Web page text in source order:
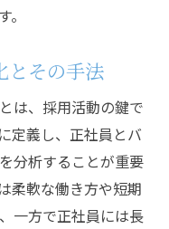
を促すプログラ
高める方法
ア情報の提供
社員とバイトの求
人情報の作成
求人活動
とその手法
は、採用活動の鍵で
定義し、正社員とバ
分析することが重要
柔軟な働き方や短期
一方で正社員には長